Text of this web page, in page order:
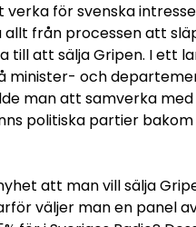
för svenska
allt från processen att
till att sälja Gripen. I ett
och
man att samverka
politiska partier
att man vill sälja
väljer man en panel